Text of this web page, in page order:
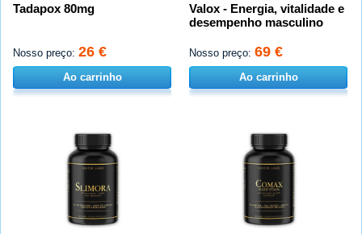
Tadapox 80mg
Nosso preço: 26 €
Ao carrinho
Valox - Energia, vitalidade e
desempenho masculino
Nosso preço: 69 €
Ao carrinho